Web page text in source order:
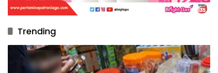
Trending